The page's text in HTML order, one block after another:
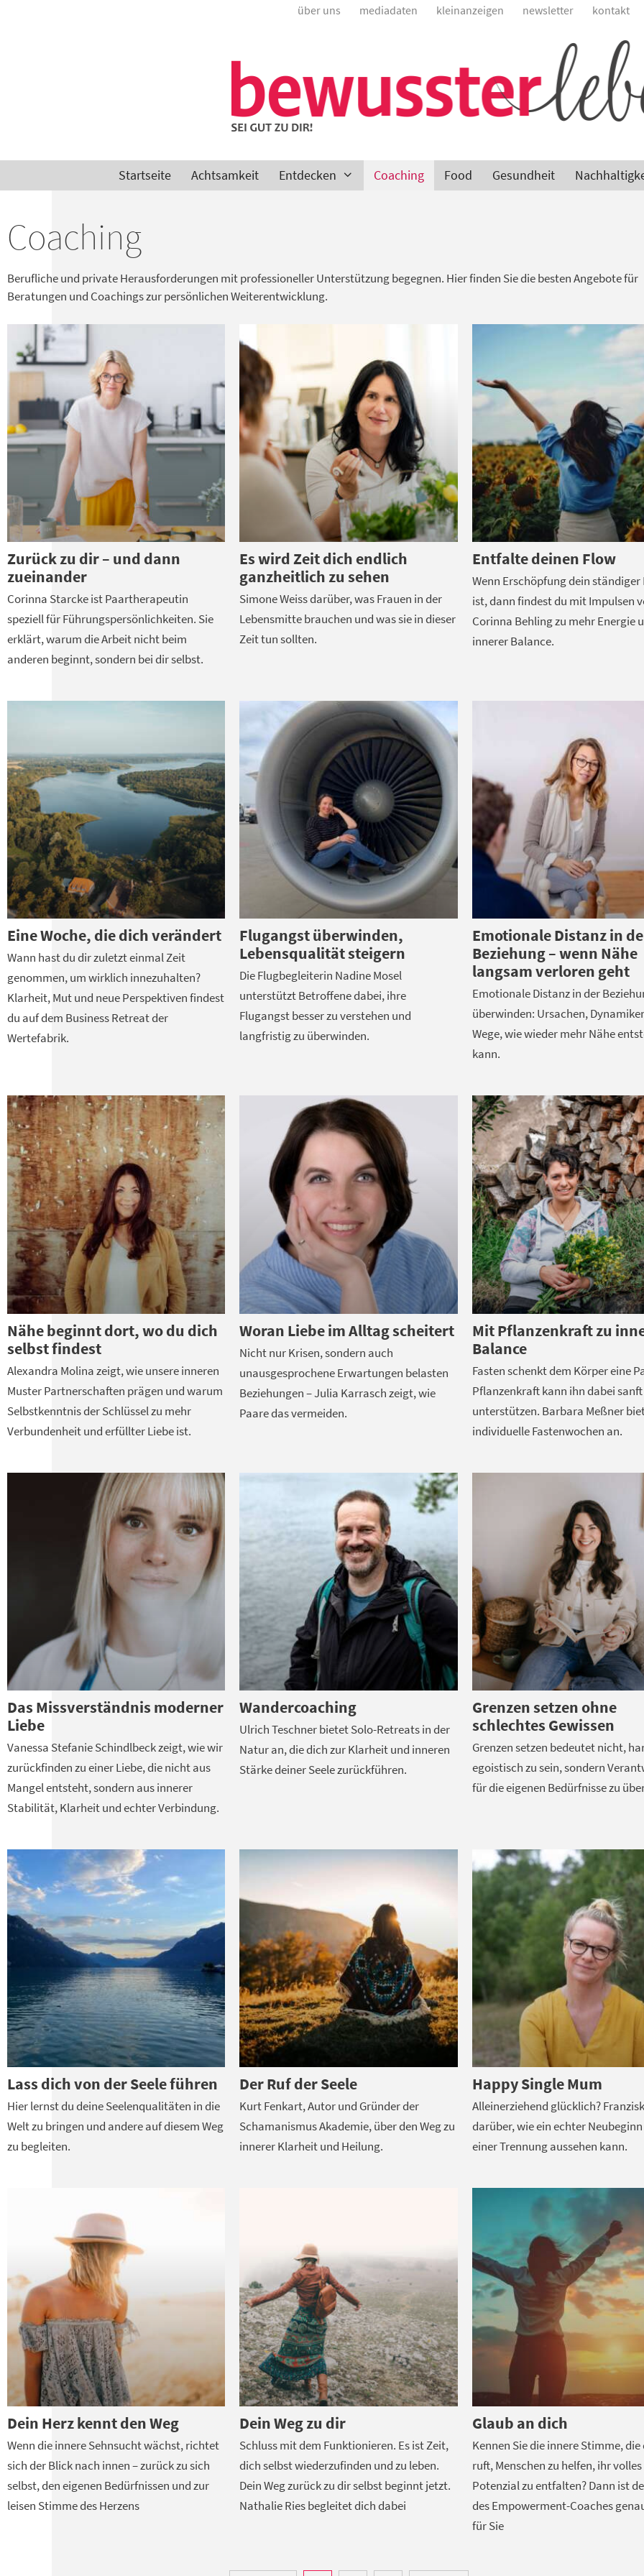
über uns mediadaten kleinanzeigen newsletter kontakt
Startseite Achtsamkeit Entdecken Coaching Food Gesundheit
Coaching
Berufliche und private Herausforderungen mit professioneller Unterstützung begegnen. Hier finden Sie die besten Angebote für
Beratungen und Coachings zur persönlichen Weiterentwicklung.
Zurück zu dir – und dann
zueinander
Corinna Starcke ist Paartherapeutin
speziell für Führungspersönlichkeiten. Sie
erklärt, warum die Arbeit nicht beim
anderen beginnt, sondern bei dir selbst.
Es wird Zeit dich endlich
ganzheitlich zu sehen
Simone Weiss darüber, was Frauen in der
Lebensmitte brauchen und was sie in dieser
Zeit tun sollten.
Entfalte deinen Flow
Wenn Erschöpfung dein
ist, dann findest du mit Impulsen
Corinna Behling zu mehr Energie
innerer Balance.
Eine Woche, die dich verändert
Wann hast du dir zuletzt einmal Zeit
genommen, um wirklich innezuhalten?
Klarheit, Mut und neue Perspektiven findest
du auf dem Business Retreat der
Wertefabrik.
Flugangst überwinden,
Lebensqualität steigern
Die Flugbegleiterin Nadine Mosel
unterstützt Betroffene dabei, ihre
Flugangst besser zu verstehen und
langfristig zu überwinden.
Emotionale Distanz in
Beziehung – wenn Nähe
langsam verloren geht
Emotionale Distanz in der
überwinden: Ursachen,
Wege, wie wieder mehr Nähe
kann.
Nähe beginnt dort, wo du dich
selbst findest
Alexandra Molina zeigt, wie unsere inneren
Muster Partnerschaften prägen und warum
Selbstkenntnis der Schlüssel zu mehr
Verbundenheit und erfüllter Liebe ist.
Woran Liebe im Alltag scheitert
Nicht nur Krisen, sondern auch
unausgesprochene Erwartungen belasten
Beziehungen – Julia Karrasch zeigt, wie
Paare das vermeiden.
Mit Pflanzenkraft zu
Balance
Fasten schenkt dem Körper eine
Pflanzenkraft kann ihn dabei sanft
unterstützen. Barbara Meßner
individuelle Fastenwochen an.
Das Missverständnis moderner
Liebe
Vanessa Stefanie Schindlbeck zeigt, wie wir
zurückfinden zu einer Liebe, die nicht aus
Mangel entsteht, sondern aus innerer
Stabilität, Klarheit und echter Verbindung.
Wandercoaching
Ulrich Teschner bietet Solo-Retreats in der
Natur an, die dich zur Klarheit und inneren
Stärke deiner Seele zurückführen.
Grenzen setzen ohne
schlechtes Gewissen
Grenzen setzen bedeutet nicht,
egoistisch zu sein, sondern
für die eigenen Bedürfnisse zu
Lass dich von der Seele führen
Hier lernst du deine Seelenqualitäten in die
Welt zu bringen und andere auf diesem Weg
zu begleiten.
Der Ruf der Seele
Kurt Fenkart, Autor und Gründer der
Schamanismus Akademie, über den Weg zu
innerer Klarheit und Heilung.
Happy Single Mum
Alleinerziehend glücklich?
darüber, wie ein echter
einer Trennung aussehen kann.
Dein Herz kennt den Weg
Wenn die innere Sehnsucht wächst, richtet
sich der Blick nach innen – zurück zu sich
selbst, den eigenen Bedürfnissen und zur
leisen Stimme des Herzens
Dein Weg zu dir
Schluss mit dem Funktionieren. Es ist Zeit,
dich selbst wiederzufinden und zu leben.
Dein Weg zurück zu dir selbst beginnt jetzt.
Nathalie Ries begleitet dich dabei
Glaub an dich
Kennen Sie die ­innere Stimme,
ruft, Menschen zu helfen, ihr volles
Potenzial zu entfalten? Dann ist
des Empowerment-Coaches
für Sie